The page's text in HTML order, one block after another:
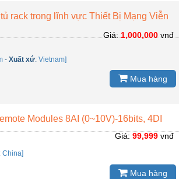
rack trong lĩnh vực Thiết Bị Mạng Viễn
-Xuất xứ:Vietnam]
Giá: 1,000,000vnđ
Mua hàng
Modules 8AI (0~10V)-16bits, 4DI
:China]
Giá: 99,999vnđ
Mua hàng